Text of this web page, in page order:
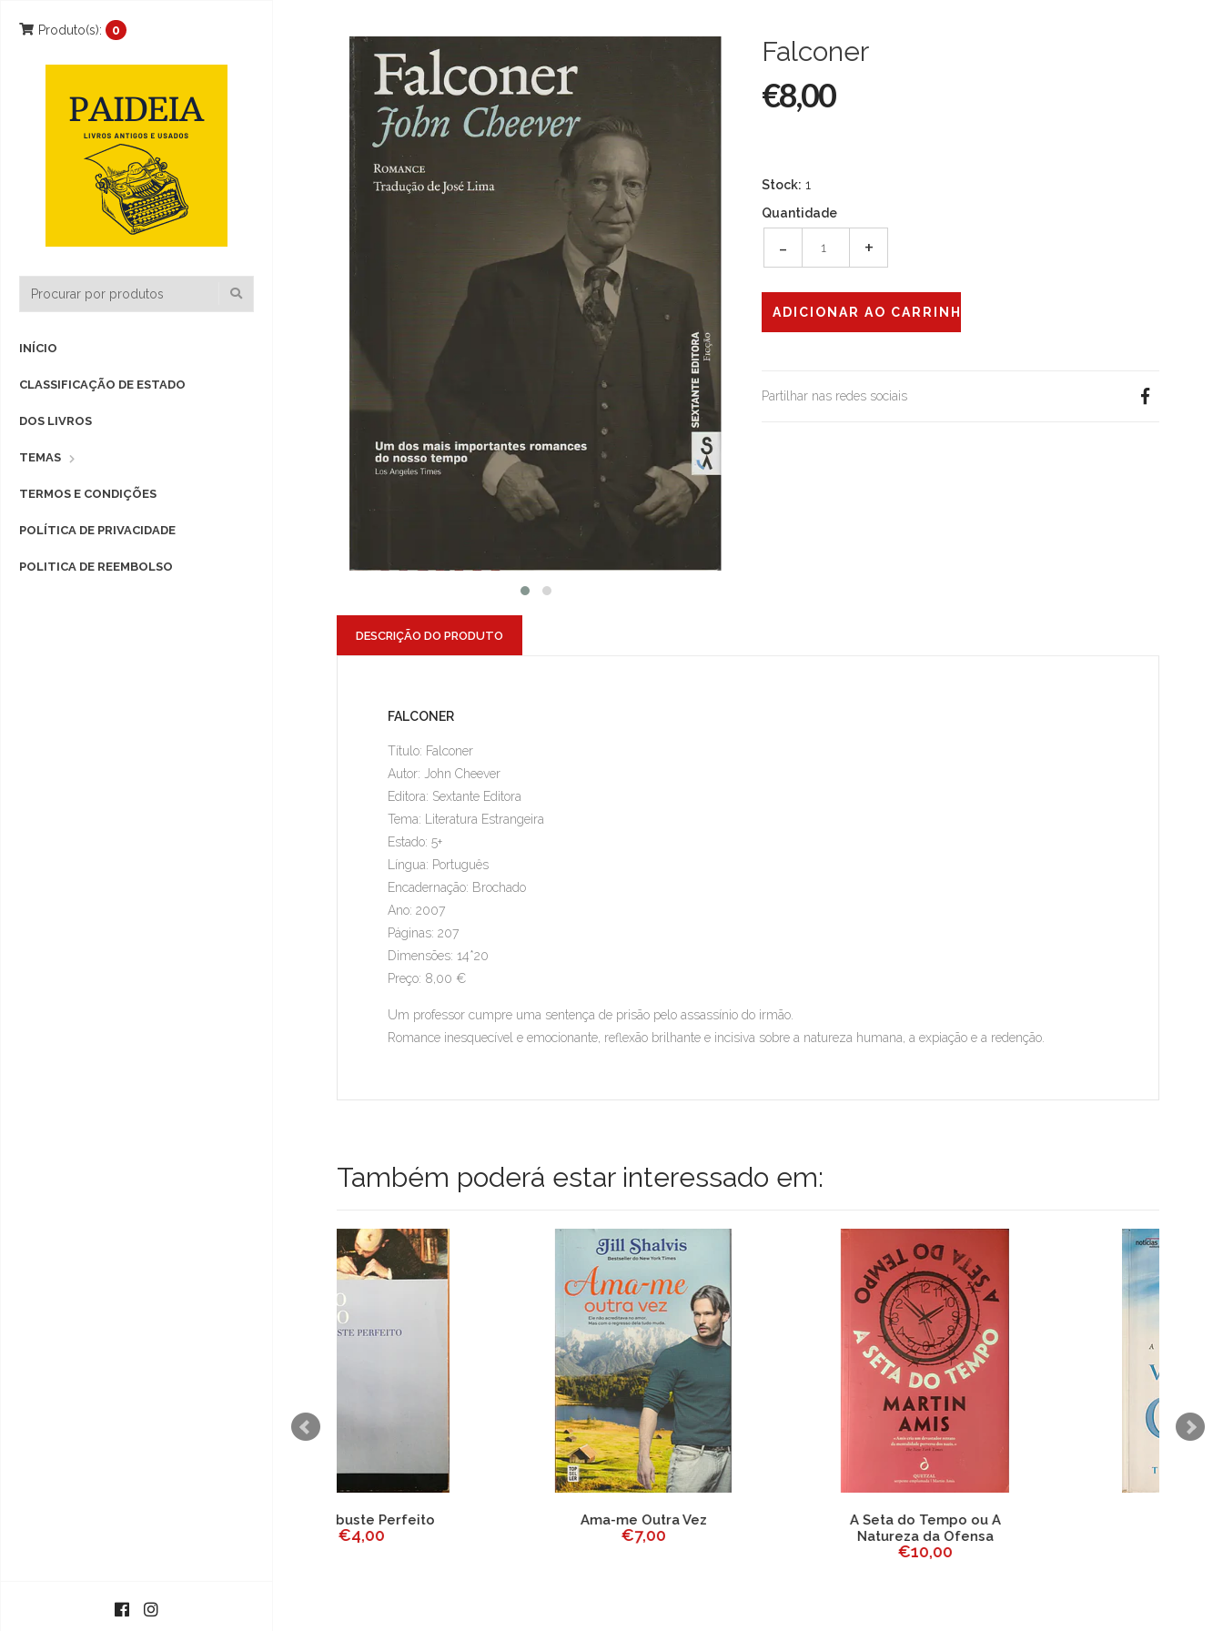
Produto(s): 0
INÍCIO
CLASSIFICAÇÃO DE ESTADO
DOS LIVROS
TEMAS
TERMOS E CONDIÇÕES
POLÍTICA DE PRIVACIDADE
POLITICA DE REEMBOLSO
Falconer
€8,00
Stock: 1
Quantidade
- +
Partilhar nas redes sociais
DESCRIÇÃO DO PRODUTO
FALCONER
Título: Falconer
Autor: John Cheever
Editora: Sextante Editora
Tema: Literatura Estrangeira
Estado: 5+
Língua: Português
Encadernação: Brochado
Ano: 2007
Páginas: 207
Dimensões: 14*20
Preço: 8,00 €
Um professor cumpre uma sentença de prisão pelo assassínio do irmão.
Romance inesquecível e emocionante, reflexão brilhante e incisiva sobre a natureza humana, a expiação e a redenção.
Também poderá estar interessado em:
Ama-me Outra Vez
A Seta do Tempo ou A
Visto do Céu